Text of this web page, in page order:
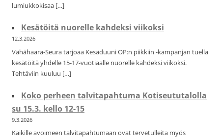
lumiukkokisaa […]
Kesätöitä nuorelle kahdeksi viikoksi
12.3.2026
Vähähaara-Seura tarjoaa Kesäduuni OP:n piikkiin -kampanjan tuella
kesätöitä yhdelle 15-17-vuotiaalle nuorelle kahdeksi viikoksi.
Tehtäviin kuuluu […]
Koko perheen talvitapahtuma Kotiseututalolla
su 15.3. kello 12-15
9.3.2026
Kaikille avoimeen talvitapahtumaan ovat tervetulleita myös